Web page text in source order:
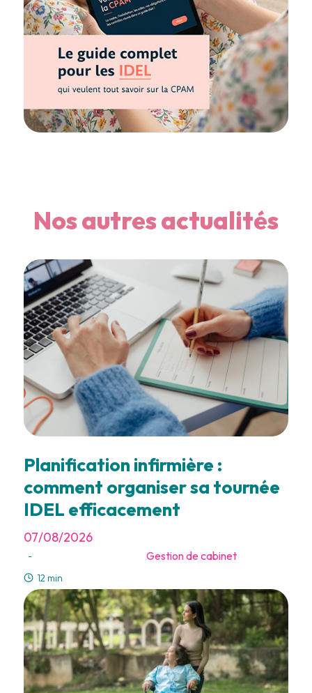
Nos autres actualités
Planification infirmière :
comment organiser sa tournée
IDEL efficacement
07/08/2026
- Gestion de cabinet
12 min